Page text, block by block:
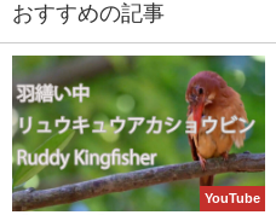
おすすめの記事
YouTube